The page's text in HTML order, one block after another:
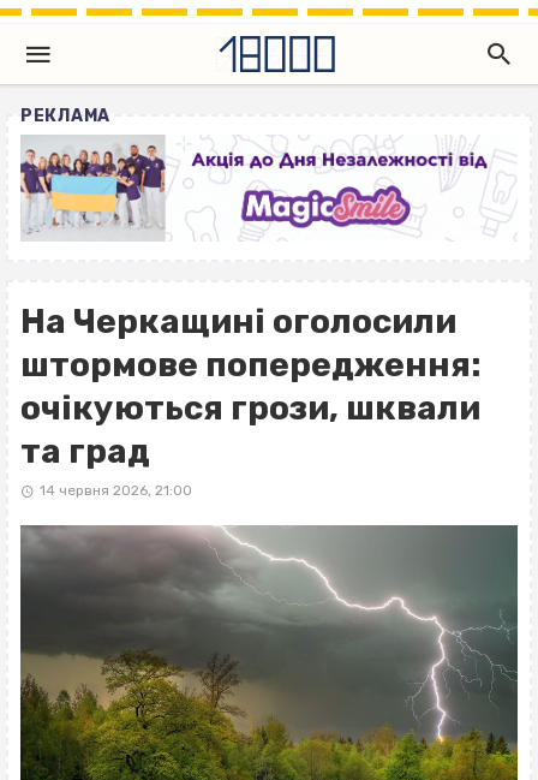
РЕКЛАМА
На Черкащині оголосили
штормове попередження:
очікуються грози, шквали
та град
14 червня 2026, 21:00